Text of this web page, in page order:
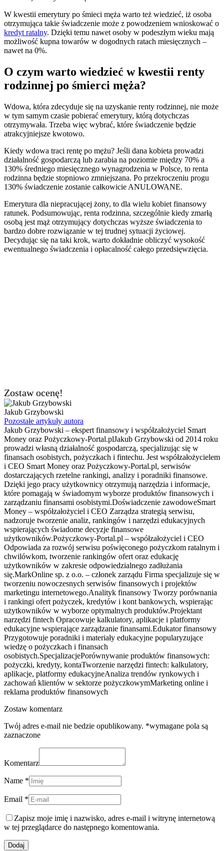
W kwestii emerytury po śmieci męża warto też wiedzieć, iż osoba
otrzymująca takie świadczenie może z powodzeniem wnioskować o
kredyt ratalny. Dzięki temu nawet osoby w podeszłym wieku mają
możliwość kupna towarów w dogodnych ratach miesięcznych –
nawet na 0%.
O czym warto wiedzieć w kwestii renty
rodzinnej po śmierci męża?
Wdowa, która zdecyduje się na uzyskanie renty rodzinnej, nie może
w tym samym czasie pobierać emerytury, którą dotychczas
otrzymywała. Trzeba więc wybrać, które świadczenie będzie
atrakcyjniejsze kwotowo.
Kiedy wdowa traci rentę po mężu? Jeśli dana kobieta prowadzi
działalność gospodarczą lub zarabia na poziomie między 70% a
130% średniego miesięcznego wynagrodzenia w Polsce, to renta
rodzinna będzie stopniowo zmniejszana. Po przekroczeniu progu
130% świadczenie zostanie całkowicie ANULOWANE.
Emerytura dla niepracującej żony, to dla wielu kobiet finansowy
ratunek. Podsumowując, renta rodzinna, szczególnie kiedy zmarłą
osobą jest mąż otrzymujący dotychczas wyższe świadczenia to
bardzo dobre rozwiązanie w tej trudnej sytuacji życiowej.
Decydując się na taki krok, warto dokładnie obliczyć wysokość
ewentualnego świadczenia i opłacalność całego przedsięwzięcia.
Zostaw ocenę!
Jakub Grzybowski
Pozostałe artykuły autora
Jakub Grzybowski – ekspert finansowy i współzałożyciel Smart
Money oraz Pożyczkowy-Portal.plJakub Grzybowski od 2014 roku
prowadzi własną działalność gospodarczą, specjalizując się w
finansach osobistych, pożyczkach i fintechu. Jest współzałożycielem
i CEO Smart Money oraz Pożyczkowy-Portal.pl, serwisów
dostarczających rzetelne rankingi, analizy i poradniki finansowe.
Dzięki jego pracy użytkownicy otrzymują narzędzia i informacje,
które pomagają w świadomym wyborze produktów finansowych i
zarządzaniu finansami osobistymi.Doświadczenie zawodoweSmart
Money – współzałożyciel i CEO Zarządza strategią serwisu,
nadzoruje tworzenie analiz, rankingów i narzędzi edukacyjnych
wspierających świadome decyzje finansowe
użytkowników.Pożyczkowy-Portal.pl – współzałożyciel i CEO
Odpowiada za rozwój serwisu poświęconego pożyczkom ratalnym i
chwilówkom, tworzenie rankingów ofert oraz edukację
użytkowników w zakresie odpowiedzialnego zadłużania
się.MarkOnline sp. z o.o. – członek zarządu Firma specjalizuje się w
tworzeniu nowoczesnych serwisów finansowych i projektów
marketingu internetowego.Analityk finansowy Tworzy porównania
i rankingi ofert pożyczek, kredytów i kont bankowych, wspierając
użytkowników w wyborze optymalnych produktów.Projektant
narzędzi fintech Opracowuje kalkulatory, aplikacje i platformy
edukacyjne wspierające zarządzanie finansami.Edukator finansowy
Przygotowuje poradniki i materiały edukacyjne popularyzujące
wiedzę o pożyczkach i finansach
osobistych.SpecjalizacjePorównywanie produktów finansowych:
pożyczki, kredyty, kontaTworzenie narzędzi fintech: kalkulatory,
aplikacje, platformy edukacyjneAnaliza trendów rynkowych i
zachowań klientów w sektorze pożyczkowymMarketing online i
reklama produktów finansowych
Zostaw komentarz
Twój adres e-mail nie bedzie opublikowany. *wymagane pola są
zaznaczone
Komentarz
Name *
Email *
Zapisz moje imię i nazwisko, adres e-mail i witrynę internetową
w tej przeglądarce do następnego komentowania.